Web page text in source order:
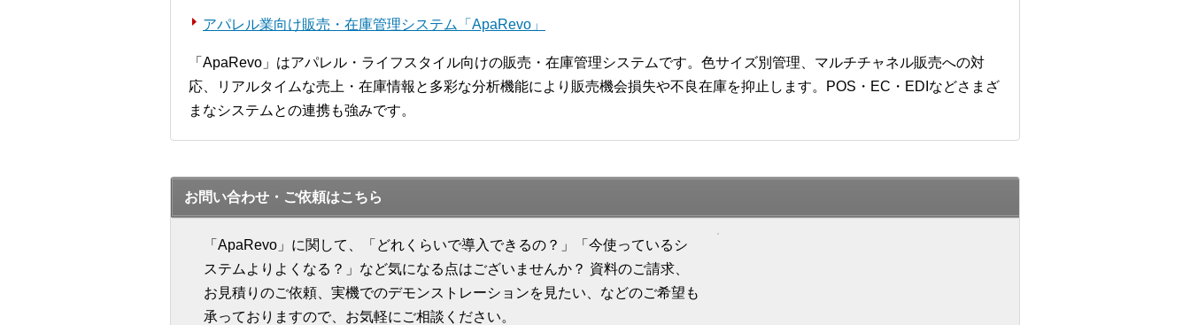
アパレル業向け販売・在庫管理システム「ApaRevo」
「ApaRevo」はアパレル・ライフスタイル向けの販売・在庫管理システムです。色サイズ別管理、マルチチャネル販売への対
応、リアルタイムな売上・在庫情報と多彩な分析機能により販売機会損失や不良在庫を抑止します。POS・EC・EDIなどさまざ
まなシステムとの連携も強みです。
お問い合わせ・ご依頼はこちら
「ApaRevo」に関して、「どれくらいで導入できるの？」「今使っているシ
ステムよりよくなる？」など気になる点はございませんか？ 資料のご請求、
お見積りのご依頼、実機でのデモンストレーションを見たい、などのご希望も
承っておりますので、お気軽にご相談ください。